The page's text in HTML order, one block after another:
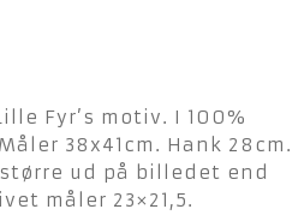
Fyr’s motiv. I 100%
38x41cm. Hank 28cm.
ud på billedet end
måler 23×21,5.